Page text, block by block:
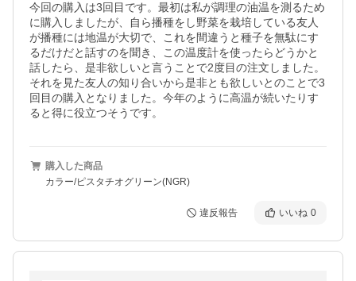
今回の購入は3回目です。最初は私が調理の油温を測るため
に購入しましたが、自ら播種をし野菜を栽培している友人
が播種には地温が大切で、これを間違うと種子を無駄にす
るだけだと話すのを聞き、この温度計を使ったらどうかと
話したら、是非欲しいと言うことで2度目の注文しました。
それを見た友人の知り合いから是非とも欲しいとのことで3
回目の購入となりました。今年のように高温が続いたりす
ると得に役立つそうです。
購入した商品
カラー/ピスタチオグリーン(NGR)
違反報告 いいね 0